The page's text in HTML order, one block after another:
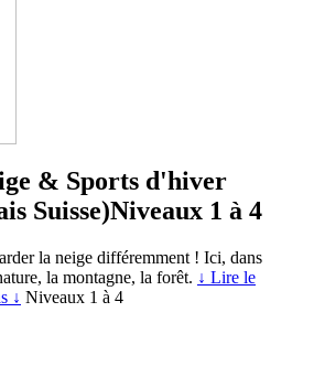
& Sports d'hiver
Suisse)Niveaux 1 à 4
la neige différemment ! Ici, dans
la montagne, la forêt. ↓ Lire le
↓ Niveaux 1 à 4